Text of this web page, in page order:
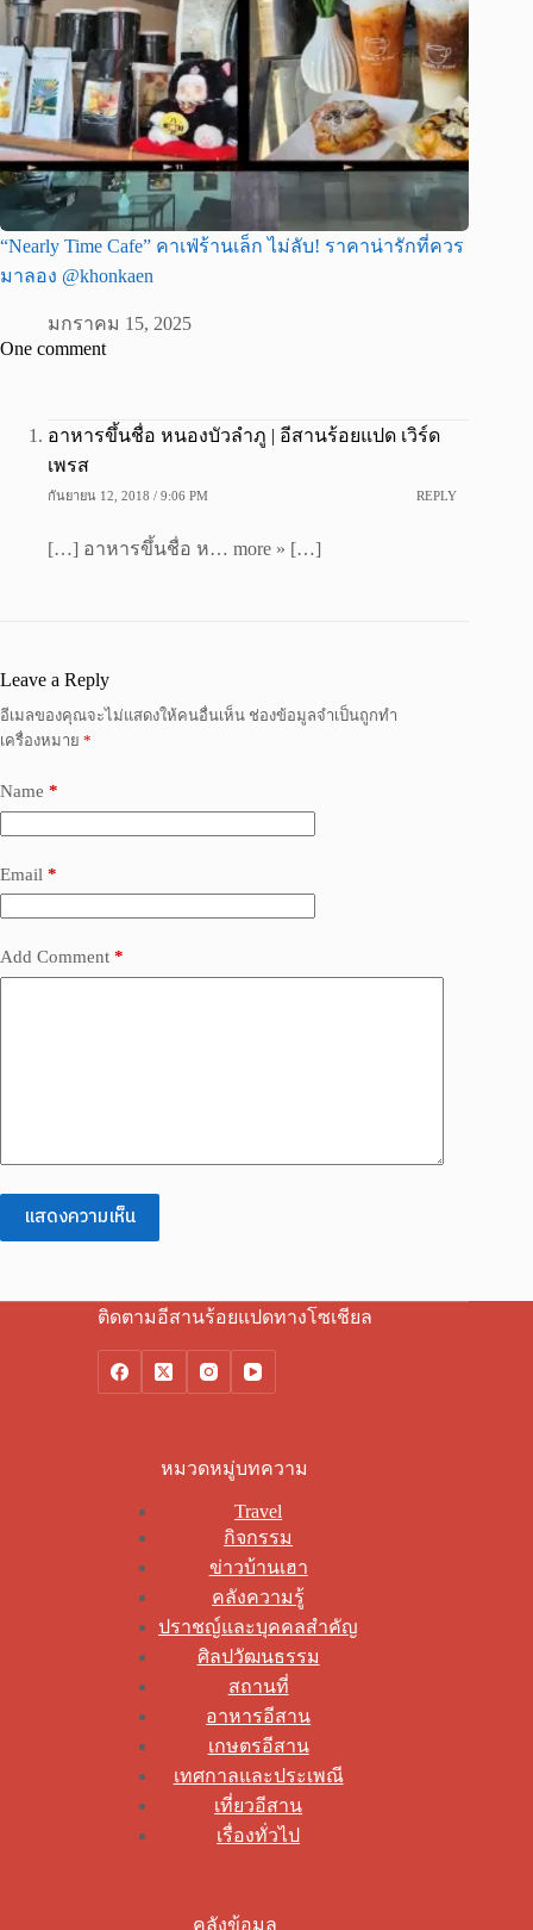
“Nearly Time Cafe” คาเฟ่ร้านเล็ก ไม่ลับ! ราคาน่ารักที่ควร
มาลอง @khonkaen
มกราคม 15, 2025
One comment
อาหารขึ้นชื่อ หนองบัวลำภู | อีสานร้อยแปด เวิร์ด
เพรส
กันยายน 12, 2018 / 9:06 PM REPLY
[…] อาหารขึ้นชื่อ ห… more » […]
Leave a Reply
อีเมลของคุณจะไม่แสดงให้คนอื่นเห็น ช่องข้อมูลจำเป็นถูกทำ
เครื่องหมาย *
Name *
Email *
Add Comment *
แสดงความเห็น
ติดตามอีสานร้อยแปดทางโซเชียล
หมวดหมู่บทความ
Travel
กิจกรรม
ข่าวบ้านเฮา
คลังความรู้
ปราชญ์และบุคคลสำคัญ
ศิลปวัฒนธรรม
สถานที่
อาหารอีสาน
เกษตรอีสาน
เทศกาลและประเพณี
เที่ยวอีสาน
เรื่องทั่วไป
คลังข้อมูล